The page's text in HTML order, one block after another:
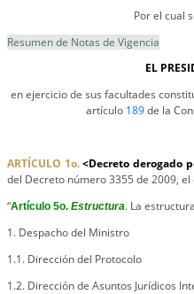
Por el cual
Resumen de Notas de Vigencia
EL
en ejercicio de sus facultades
artículo 189de la
ARTÍCULO 1o. <Decreto derogado
del Decreto número 3355 de 2009,
“Artículo 5o. Estructura. La
1. Despacho del Ministro
1.1. Dirección del Protocolo
1.2. Dirección de Asuntos Jurídicos